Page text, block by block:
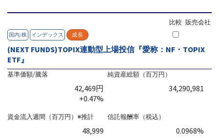
国内/株 インデックス 成長
比較 販売会社
(NEXT FUNDS)TOPIX連動型上場投信『愛称：NF・TOPIX
ETF』
基準価額/騰落
42,469円
+0.47%
純資産総額（百万円）
34,290,981
資金流入週間（百万円）※推計
48,999
信託報酬率（税込）
0.0968%